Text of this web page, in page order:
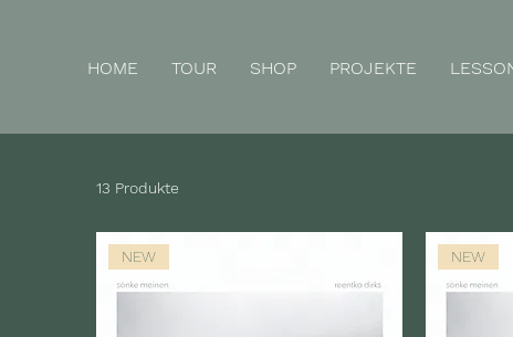
HOME TOUR SHOP PROJEKTE
13 Produkte
NEW NEW